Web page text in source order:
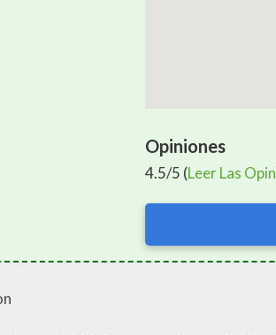
Opiniones
4.5/5 (Leer Las